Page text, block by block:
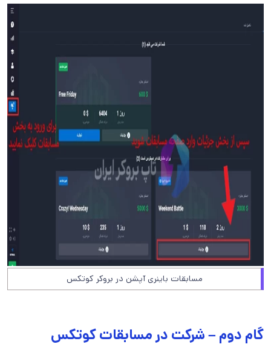
مسابقات باینری آپشن در بروکر کوتکس
گام دوم – شرکت در مسابقات کوتکس